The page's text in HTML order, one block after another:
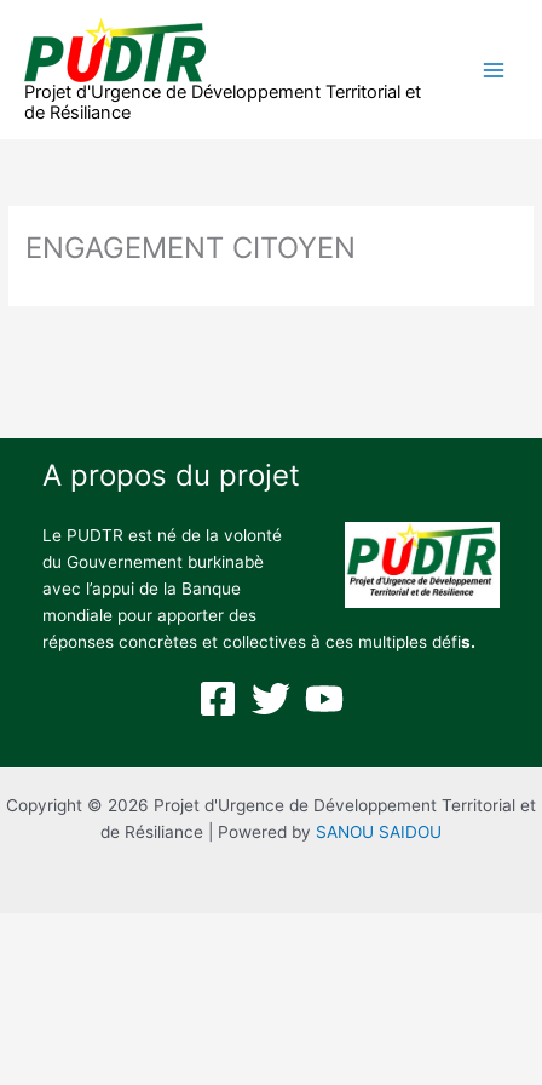
contenu
Projet d'Urgence de Développement Territorial et
de Résiliance
ENGAGEMENT CITOYEN
A propos du projet
Le PUDTR est né de la volonté
du Gouvernement burkinabè
avec l’appui de la Banque
mondiale pour apporter des
réponses concrètes et collectives à ces multiples défis.
Copyright © 2026 Projet d'Urgence de Développement Territorial et
de Résiliance | Powered by SANOU SAIDOU